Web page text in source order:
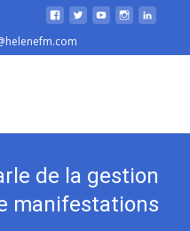
de la gestion
manifestations